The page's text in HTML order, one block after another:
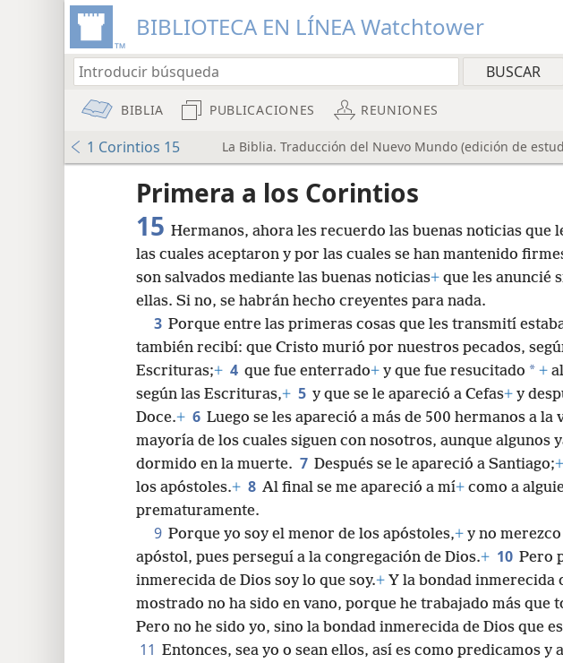
BIBLIOTECA EN LÍNEA Watchtower
BIBLIA PUBLICACIONES REUNIONES
1 Corintios 15 La Biblia. Traducción del Nuevo Mundo (edición de
Primera a los Corintios
15 Hermanos, ahora les recuerdo las buenas noticias que
las cuales aceptaron y por las cuales se han mantenido
son salvados mediante las buenas noticias+ que les anuncié
ellas. Si no, se habrán hecho creyentes para nada.
3 Porque entre las primeras cosas que les transmití
también recibí: que Cristo murió por nuestros pecados,
Escrituras;+ 4 que fue enterrado+ y que fue resucitado * +
según las Escrituras,+ 5 y que se le apareció a Cefas+ y
Doce.+ 6 Luego se les apareció a más de 500 hermanos a la
mayoría de los cuales siguen con nosotros, aunque algunos
dormido en la muerte. 7 Después se le apareció a Santiago;+
los apóstoles.+ 8 Al final se me apareció a mí+ como a
prematuramente.
9 Porque yo soy el menor de los apóstoles,+ y no
apóstol, pues perseguí a la congregación de Dios.+ 10 Pero
inmerecida de Dios soy lo que soy.+ Y la bondad inmerecida
mostrado no ha sido en vano, porque he trabajado más que
Pero no he sido yo, sino la bondad inmerecida de Dios que
11 Entonces, sea yo o sean ellos, así es como predicamos y